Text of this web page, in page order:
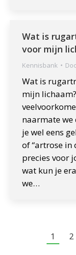
Wat is
voor mijn
Kennisbank
Wat is
mijn
naarmate we
je wel eens
of “artrose in
precies voor
wat kun je
we…
1 2